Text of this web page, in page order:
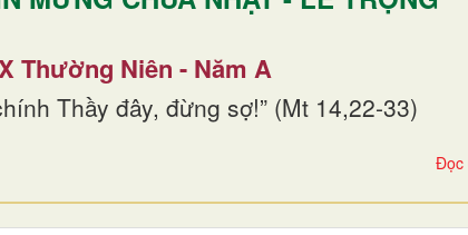
Thường Niên - Năm A
Thầy đây, đừng sợ!” (Mt 14,22-33)
Đọc